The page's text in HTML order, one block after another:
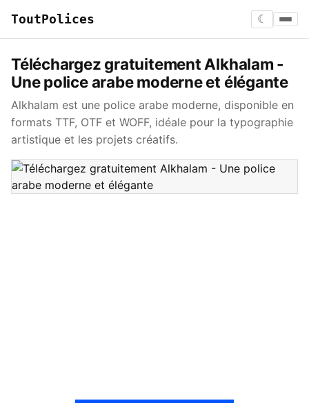
ToutPolices ☾
Téléchargez gratuitement Alkhalam -
Une police arabe moderne et élégante
Alkhalam est une police arabe moderne, disponible en
formats TTF, OTF et WOFF, idéale pour la typographie
artistique et les projets créatifs.